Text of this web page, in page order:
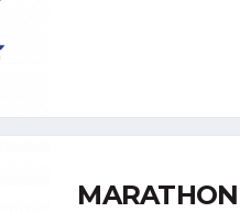
MARATHON